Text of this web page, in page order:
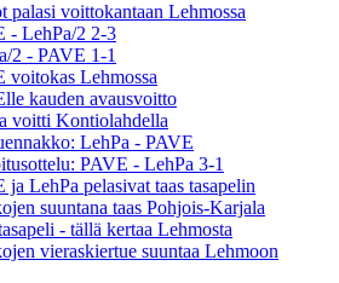
palasi voittokantaan Lehmossa
- LehPa/2 2-3
2 - PAVE 1-1
voitokas Lehmossa
kauden avausvoitto
voitti Kontiolahdella
LehPa - PAVE
PAVE - LehPa 3-1
LehPa pelasivat taas tasapelin
suuntana taas Pohjois-Karjala
- tällä kertaa Lehmosta
vieraskiertue suuntaa Lehmoon